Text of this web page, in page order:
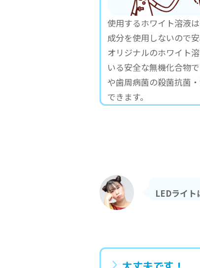
使用するホワイト溶液
成分を使用しないので
オリジナルのホワイト
いる安全な無機化合物
や歯周病菌の殺菌抗菌
できます。
LEDライト